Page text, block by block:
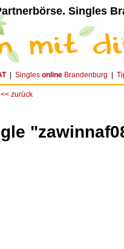
Singles
| Singles online Brandenburg
<< zurück